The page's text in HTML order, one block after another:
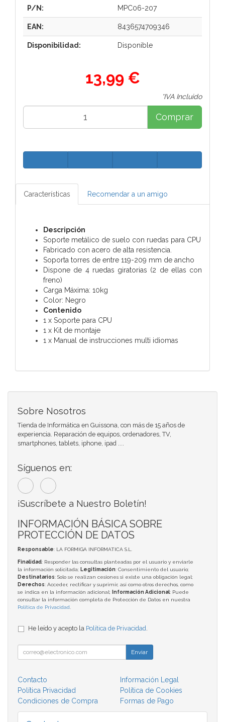
P/N: MPC06-207
EAN: 8436574709346
Disponibilidad: Disponible
13,99 €
*IVA Incluido
Comprar
Características Recomendar a un amigo
Descripción
Soporte metálico de suelo con ruedas para CPU
Fabricado con acero de alta resistencia.
Soporta torres de entre 119-209 mm de ancho
Dispone de 4 ruedas giratorias (2 de ellas con
freno)
Carga Máxima: 10kg
Color: Negro
Contenido
1 x Soporte para CPU
1 x Kit de montaje
1 x Manual de instrucciones multi idiomas
Sobre Nosotros
Tienda de Informática en Guissona, con más de 15 años de
experiencia. Reparación de equipos, ordenadores, TV,
smartphones, tablets, iphone, ipad ....
Síguenos en:
¡Suscríbete a Nuestro Boletín!
INFORMACIÓN BÁSICA SOBRE
PROTECCIÓN DE DATOS
Responsable: LA FORMIGA INFORMATICA S.L.
Finalidad: Responder las consultas planteadas por el usuario y enviarle
la información solicitada; Legitimación: Consentimiento del usuario;
Destinatarios: Solo se realizan cesiones si existe una obligación legal;
Derechos: Acceder, rectificar y suprimir, así como otros derechos, como
se indica en la información adicional;
Información Adicional: Puede
consultar la información completa de Protección de Datos en nuestra
Política de Privacidad
He leído y acepto la Política de Privacidad
Enviar
Contacto
Información Legal
Política Privacidad
Política de Cookies
Condiciones de Compra
Formas de Pago